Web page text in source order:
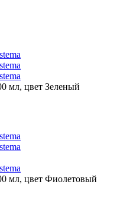
мл, цвет Зеленый
мл, цвет Фиолетовый